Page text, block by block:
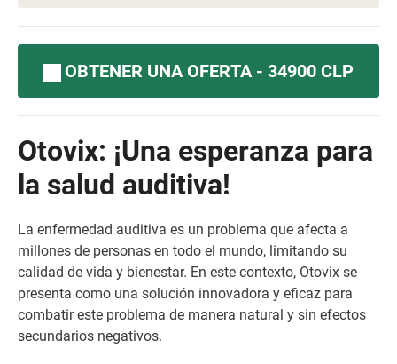
OBTENER UNA OFERTA - 34900 CLP
Otovix: ¡Una esperanza para
la salud auditiva!
La enfermedad auditiva es un problema que afecta a
millones de personas en todo el mundo, limitando su
calidad de vida y bienestar. En este contexto, Otovix se
presenta como una solución innovadora y eficaz para
combatir este problema de manera natural y sin efectos
secundarios negativos.